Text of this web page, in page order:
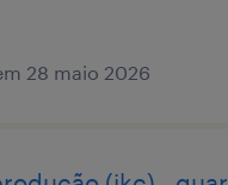
28 maio 2026